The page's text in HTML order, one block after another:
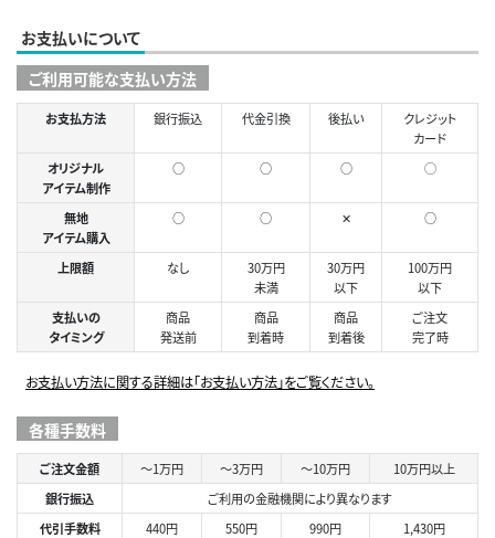
お支払いについて
ご利用可能な支払い方法
お支払方法 銀行振込 代金引換 後払い
クレジット
カード
オリジナル
アイテム制作
○ ○ ○ ◯
無地
アイテム購入
○ ○ ✕ ○
上限額 なし
30万円
未満
30万円
以下
100万円
以下
支払いの
タイミング
商品
発送前
商品
到着時
商品
到着後
ご注文
完了時
お支払い方法に関する詳細は「お支払い方法」をご覧ください。
各種手数料
ご注文金額 ～1万円 ～3万円 ～10万円
10万円以上
銀行振込
ご利用の金融機関により異なります
代引手数料
440円 550円 990円 1,430円